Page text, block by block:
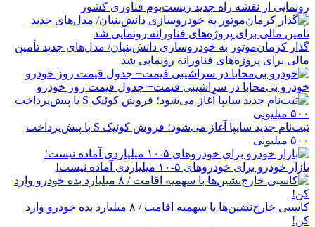
رونمایی از نقشه راه جدید زیست‌بوم فناوری کشور
گذار کرمان‌موتور به خودروسازی دانش‌بنیان/ مدل‌های جدید تأمین
مالی برای پروژه‌های فناورانه رونمایی شد
خودرو بی‌محابا در سراشیبی قیمت+ جدول قیمت روز خودرو
ثبت‌نام جدید سایپا آغاز می‌شود؛ فروش کوئیک S با پیش‌پرداخت
۵۰۰ میلیونی
بازار خودرو برای خودروهای ۵-۱۰ میلیاردی آماده نیست!
کاسبی خارج‌نشین‌ها با سهمیه اقامت / ۸ میلیارد بده خودرو وارد
کن!